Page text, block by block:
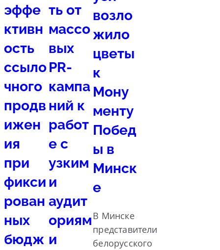
эффе
ктивн
ость
ссыло
чного
продв
ижен
ия
при
фикси
рован
ных
бюдж
ть от
массо
вых
PR-
кампа
ний к
работ
е с
узким
и
аудит
ориям
и
возло
жило
цветы
к
Мону
менту
Побед
ы в
Минск
е
В Минске
представители
белорусского